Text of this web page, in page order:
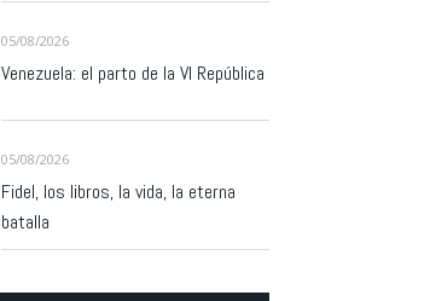
05/08/2026
Venezuela: el parto de la VI República
05/08/2026
Fidel, los libros, la vida, la eterna
batalla